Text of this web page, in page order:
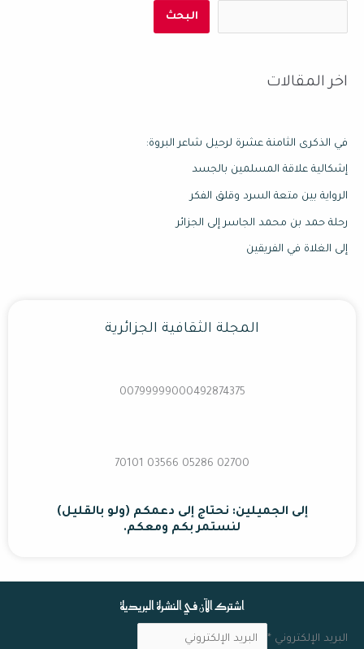
البحث
اخر المقالات
في الذكرى الثامنة عشرة لرحيل شاعر البروة:
إشكالية علاقة المسلمين بالجسد
الرواية بين متعة السرد وقلق الفكر
رحلة حمد بن محمد الجاسر إلى الجزائر
إلى الغلاة في الفريقين
المجلة الثقافية الجزائرية
00799999000492874375
02700 70101 03566 05286
إلى الجميلين: نحتاج إلى دعمكم (ولو بالقليل)
لنستمر بكم ومعكم.
اشترك الآن في النشرة البريدية
البريد الإلكتروني *